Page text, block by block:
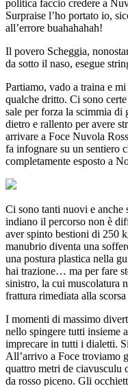
politica faccio credere a
Surpraise l’ho portato io,
all’errore buahahahah!
Il povero Scheggia,
da sotto il naso, esegue
Partiamo, vado a traina e
qualche dritto. Ci sono
sale per forza la scimmia di
dietro e rallento per avere
arrivare a Foce Nuvola
fa infognare su un sentiero
completamente esposto a
Ci sono tanti nuovi e anche
indiano il percorso non è
aver spinto bestioni di 250
manubrio diventa una
una postura plastica nella
hai trazione… ma per fare
sinistro, la cui muscolatura
frattura rimediata alla
I momenti di massimo
nello spingere tutti insieme
imprecare in tutti i dialetti.
All’arrivo a Foce troviamo
quattro metri de ciavusculu
da rosso piceno. Gli